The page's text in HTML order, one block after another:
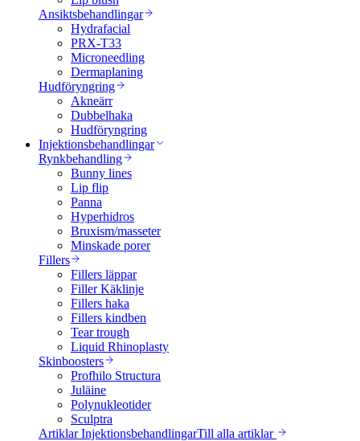
Ansiktsbehandlingar
Hydrafacial
PRX-T33
Microneedling
Dermaplaning
Hudföryngring
Akneärr
Dubbelhaka
Hudföryngring
Injektionsbehandlingar
Rynkbehandling
Bunny lines
Lip flip
Panna
Hyperhidros
Bruxism/masseter
Minskade porer
Fillers
Fillers läppar
Filler Käklinje
Fillers haka
Fillers kindben
Tear trough
Liquid Rhinoplasty
Skinboosters
Profhilo Structura
Juläine
Polynukleotider
Sculptra
Artiklar InjektionsbehandlingarTill alla artiklar